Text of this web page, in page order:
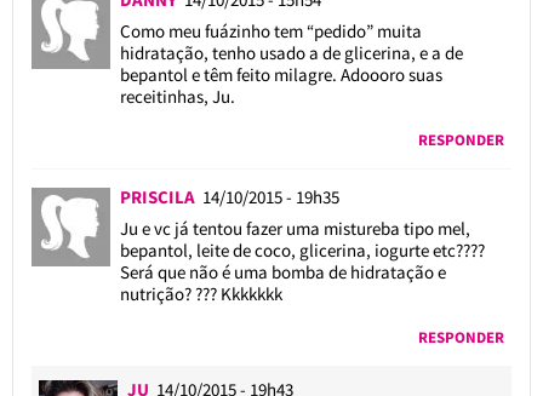
Como meu fuázinho tem “pedido” muita
hidratação, tenho usado a de glicerina, e a de
bepantol e têm feito milagre. Adoooro suas
receitinhas, Ju.
RESPONDER
PRISCILA 14/10/2015 - 19h35
Ju e vc já tentou fazer uma mistureba tipo mel,
bepantol, leite de coco, glicerina, iogurte etc????
Será que não é uma bomba de hidratação e
nutrição? ??? Kkkkkkk
RESPONDER
JU 14/10/2015 - 19h43